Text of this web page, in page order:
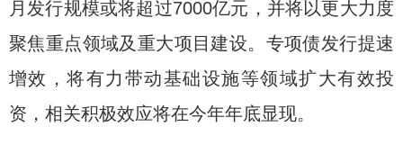
月发行规模或将超过7000亿元，并将以更大力度
聚焦重点领域及重大项目建设。专项债发行提速
增效，将有力带动基础设施等领域扩大有效投
资，相关积极效应将在今年年底显现。